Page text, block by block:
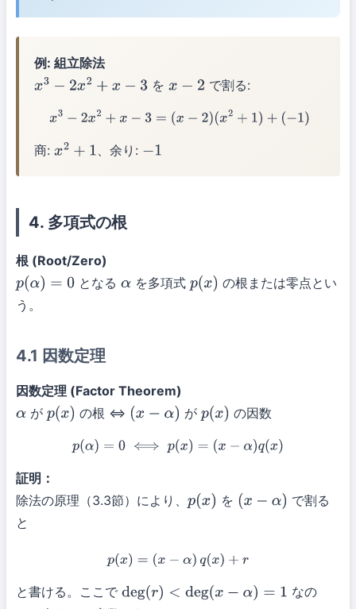
例: 組立除法
x3 −2 x2+x−3 をx−2 で割る:
x 3− 2x 2+ x−3=(x−2 (x2+1) +(−1)
商:x2 +1 、余り: −1
4. 多項式の根
根 (Root/Zero)
p(α)= 0 となるαを多項式 p(x) の根または零点とい
う。
4.1 因数定理
因数定理 (Factor Theorem)
αが p(x) の根 ⇔ (x−α) が p(x) の因数
p (α =0⟺ p(x)= (x− α)q(x )
証明：
除法の原理（3.3節）により、 p(x) を (x−α)
で割る
と
p(x )=( x− α)q (x)+r
と書ける。ここで deg(r)< deg(x−α) =1
なの